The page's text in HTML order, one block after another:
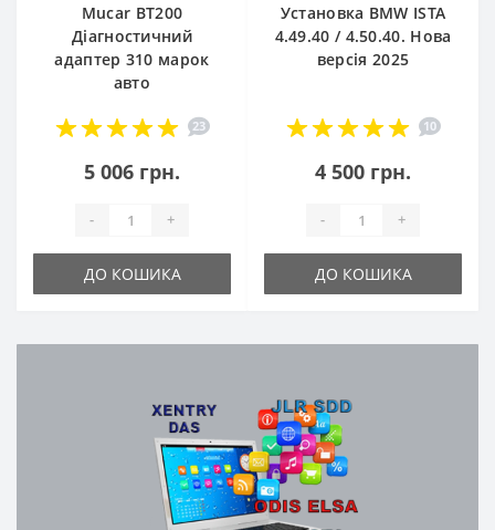
Mucar BT200
Діагностичний
адаптер 310 марок
авто
23
5 006 грн.
- +
ДО КОШИКА
Установка BMW ISTA
4.49.40 / 4.50.40. Нова
версія 2025
10
4 500 грн.
- +
ДО КОШИКА